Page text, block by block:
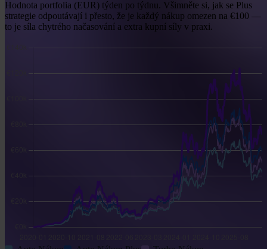
Hodnota portfolia (EUR) týden po týdnu. Všimněte si, jak se Plus
strategie odpoutávají i přesto, že je každý nákup omezen na €100 —
to je síla chytrého načasování a extra kupní síly v praxi.